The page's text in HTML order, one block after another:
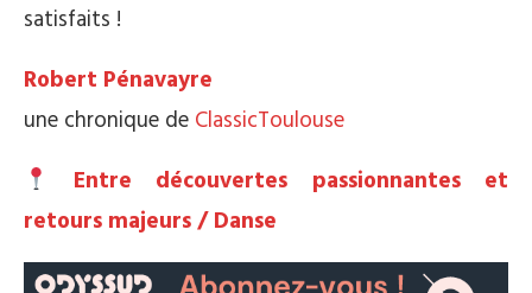
satisfaits !
Robert Pénavayre
une chronique de ClassicToulouse
Entre découvertes passionnantes et
retours majeurs / Danse